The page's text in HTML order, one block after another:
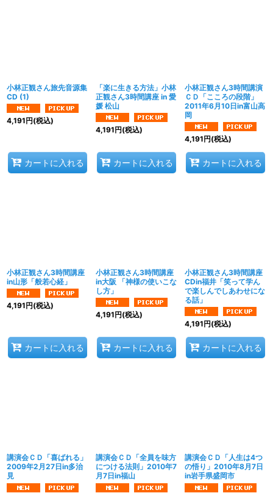
小林正観さん旅先音源集
CD (1)
4,191円(税込)
カートに入れる
「楽に生きる方法」小林
正観さん3時間講座 in 愛
媛 松山
4,191円(税込)
カートに入れる
小林正観さん3時間講演
ＣＤ「こころの段階」
2011年6月10日in富山高
岡
4,191円(税込)
カートに入れる
小林正観さん3時間講座
in山形「般若心経」
4,191円(税込)
カートに入れる
小林正観さん3時間講座
in大阪 「神様の使いこな
し方」
4,191円(税込)
カートに入れる
小林正観さん3時間講座
CDin福井「笑って学ん
で楽しんでしあわせにな
る話」
4,191円(税込)
カートに入れる
講演会ＣＤ「喜ばれる」
2009年2月27日in多治
見
講演会ＣＤ「全員を味方
につける法則」2010年7
月7日in福山
講演会ＣＤ「人生は4つ
の悟り」2010年8月7日
in岩手県盛岡市